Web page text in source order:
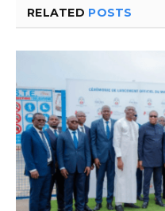
RELATED POSTS